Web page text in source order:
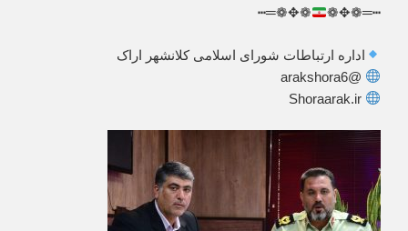
┅═❁✥❁
❁✥❁═┅
اداره ارتباطات شورای اسلامی کلانشهر اراک
@arakshora6
Shoraarak.ir